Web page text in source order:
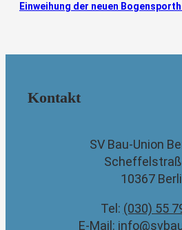
Einweihung der neuen
Kontakt
SV Bau-Union
10367
Tel: (030) 55
E-Mail: